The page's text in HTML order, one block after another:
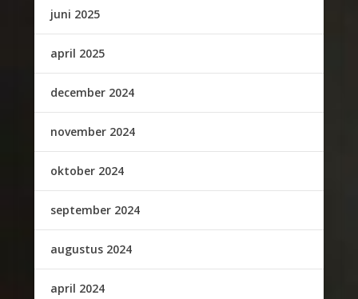
juni 2025
april 2025
december 2024
november 2024
oktober 2024
september 2024
augustus 2024
april 2024